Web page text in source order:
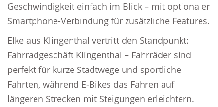
Geschwindigkeit einfach im Blick – mit optionaler
Smartphone-Verbindung für zusätzliche Features.
Elke aus Klingenthal vertritt den Standpunkt:
Fahrradgeschäft Klingenthal – Fahrräder sind
perfekt für kurze Stadtwege und sportliche
Fahrten, während E-Bikes das Fahren auf
längeren Strecken mit Steigungen erleichtern.